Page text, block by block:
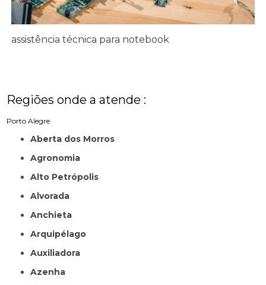
assistência técnica para notebook
Regiões onde a atende :
Porto Alegre
Aberta dos Morros
Agronomia
Alto Petrópolis
Alvorada
Anchieta
Arquipélago
Auxiliadora
Azenha